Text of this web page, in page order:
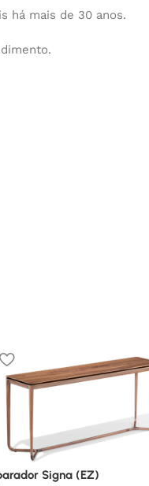
há mais de 30 anos.
Signa (EZ)